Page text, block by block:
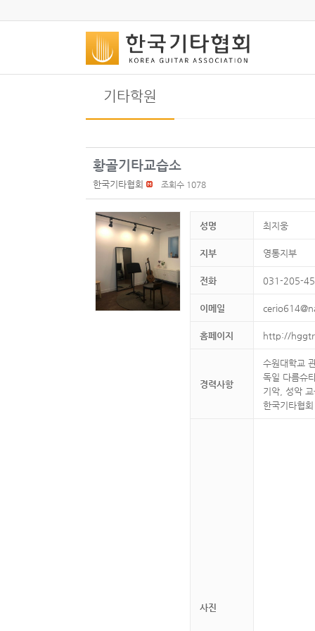
기타학원
황골기타교습소
한국기타협회 조회수 1078
성명 최지웅
지부 영통지부
전화 031-205-
이메일
홈페이지 http://
경력사항
수원대학교
독일 다름슈
기악, 성악
한국기타협
사진